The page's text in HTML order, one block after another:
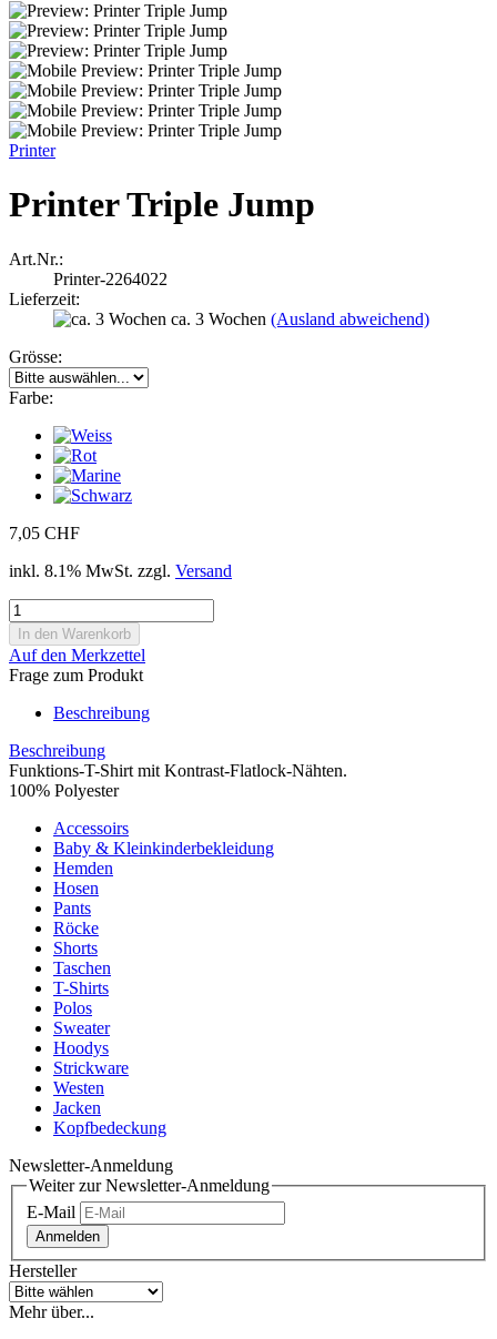
Printer
Printer Triple Jump
Art.Nr.:
Printer-2264022
Lieferzeit:
ca. 3 Wochen (Ausland abweichend)
Grösse:
Farbe:
7,05 CHF
inkl. 8.1% MwSt. zzgl. Versand
Auf den Merkzettel
Frage zum Produkt
Beschreibung
Beschreibung
Funktions-T-Shirt mit Kontrast-Flatlock-Nähten.
100% Polyester
Accessoirs
Baby & Kleinkinderbekleidung
Hemden
Hosen
Pants
Röcke
Shorts
Taschen
T-Shirts
Polos
Sweater
Hoodys
Strickware
Westen
Jacken
Kopfbedeckung
Newsletter-Anmeldung
Weiter zur Newsletter-Anmeldung
E-Mail
Anmelden
Hersteller
Mehr über...